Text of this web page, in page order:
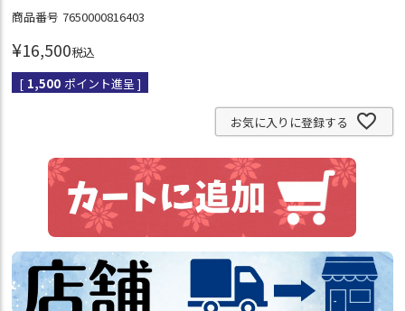
商品番号 7650000816403
¥16,500税込
[ 1,500 ポイント進呈 ]
お気に入りに登録する